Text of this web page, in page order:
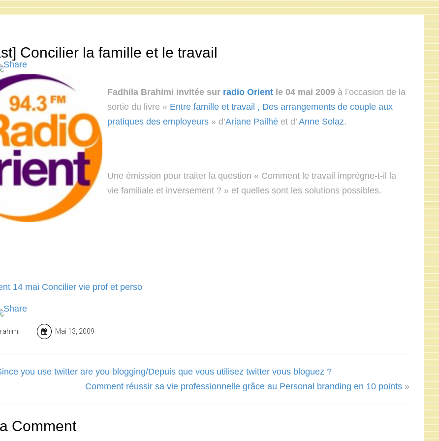
Concilier la famille et le travail
Fadhila Brahimi invitée sur radio Orient le 04 mai 2009 à l’occasion de la
sortie du livre « Entre famille et travail , Des arrangements de couple aux
pratiques des employeurs » d’Ariane Pailhé et d’ Anne Solaz.
Une émission pour traiter la question « Comment le travail imprègne-t-il la
vie familiale et inversement ? » et quelles sont les solutions possibles.
Mai 13, 2009
you use twitter are you blogging/Depuis que vous utilisez twitter vous bloguez ?
Comment réussir sa vie professionnelle grâce au Personal branding en 10 points »
Comment